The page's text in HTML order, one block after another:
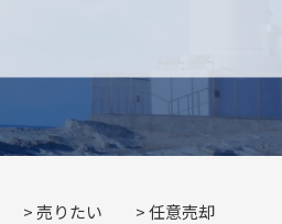
売りたい 任意売却